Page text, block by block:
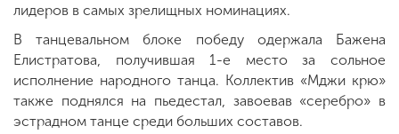
лидеров в самых зрелищных номинациях.
В танцевальном блоке победу одержала Бажена
Елистратова, получившая 1-е место за сольное
исполнение народного танца. Коллектив «Мджи крю»
также поднялся на пьедестал, завоевав «серебро» в
эстрадном танце среди больших составов.